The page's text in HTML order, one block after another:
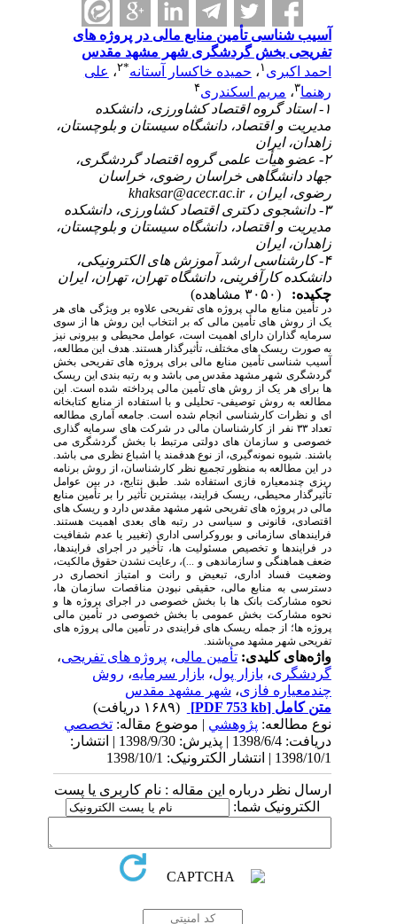
آسیب ‌شناسی تأمین منابع مالی در پروژه‌ های
تفریحی بخش گردشگری شهر مشهد مقدس
احمد اکبری۱ ،حمیده خاکسار آستانه* ۲،علی
رهنما ،مریم اسکندری
۱- استاد گروه اقتصاد کشاورزی، دانشکده
مدیریت و اقتصاد، دانشگاه سیستان و بلوچستان،
زاهدان، ایران
۲- عضو هیأت علمی گروه اقتصاد گردشگری،
جهاد دانشگاهی خراسان رضوی، خراسان
رضوی، ایران ، khaksar@acecr.ac.ir
۳- دانشجوی دکتری اقتصاد کشاورزی، دانشکده
مدیریت و اقتصاد، دانشگاه سیستان و بلوچستان،
زاهدان، ایران
۴- کارشناسی ‎ارشد آموزش‎ های الکترونیکی،
دانشکده کارآفرینی، دانشگاه تهران، تهران، ایران
چکیده:
در تأمین منابع مالی پروژه ‌های تفریحی علاوه‌ بر ویژگی‌ های هر
یک از روش ‌های تأمین مالی که بر انتخاب این روش‌ ها از سوی
سرمایه
‎ گذاران دارای اهمیت است، عوامل محیطی و بیرونی نیز
به صورت ریسک‌ های مختلف، تأثیرگذار هستند.هدف این مطالعه،
آسیب ‌شناسی تأمین منابع مالی برای پروژه ‌های تفریحی بخش
گردشگری شهر مشهد مقدس می ‌باشد و به رتبه ‌بندی این ریسک
‌ها برای هر یک از روش‌ های تأمین مالی پرداخته شده است.این
مطالعه به روش توصیفی- تحلیلی و با استفاده از منابع کتابخانه
‌ای و نظرات کارشناسی انجام شده است. جامعه آماری مطالعه
تعداد ۳۳ نفر از کارشناسان مالی در شرکت‌
های سرمایه ‌گذاری
خصوصی و سازمان ‌های دولتی مرتبط با بخش گردشگری می
‌باشند. شیوه نمونه‌گیری، از نوع هدفمند یا اشباع نظری می ‌باشد.
در این مطالعه به منظور تجمیع نظر کارشناسان، از روش برنامه
‌ریزی چندمعیاره فازی استفاده شد.طبق نتایج، در بین عوامل
تأثیرگذار محیطی، ریسک فرایند، بیشترین تأثیر را بر تأمین منابع
مالی در پروژه ‌های تفریحی شهر مشهد مقدس دارد و ریسک ‌های
اقتصادی، قانونی و سیاسی در رتبه ‌های بعدی اهمیت هستند.
فرایندهای سازمانی و بوروکراسی اداری (تغییر یا عدم‌ شفافیت
در فرایندها و تخصیص مسئولیت‌ ها، تأخیر در اجرای فرایندها،
ضعف هماهنگی و سازماندهی و ...)، رعایت نشدن حقوق مالکیت،
وضعیت فساد اداری، تبعیض و رانت و امتیاز انحصاری در
دسترسی به منابع مالی، حقیقی نبودن مناقصات سازمان ‌ها،
نحوه مشارکت بانک ‌ها با بخش خصوصی در اجرای پروژه‌ ها و
نحوه مشارکت بخش عمومی با بخش خصوصی در تأمین مالی
پروژه‌ ها؛ از جمله ریسک ‌های فرایندی در تأمین مالی پروژه‌ های
تفریحی شهر مشهد می‌باشند.
واژه‌های کلیدی:تأمین مالی،پروژه ‌های تفریحی،
گردشگری،بازار پول،بازار سرمایه،روش
چندمعیاره فازی،شهر مشهد مقدس
متن کامل[PDF 753 kb]
نوع مطالعه:پژوهشي| موضوع مقاله:تخصصي
دریافت: 1398/6/4 | پذیرش: 1398/9/30 | انتشار:
1398/10/1 | انتشار الکترونیک: 1398/10/1
ارسال نظر درباره این مقاله : نام کاربری یا پست
الکترونیک شما: